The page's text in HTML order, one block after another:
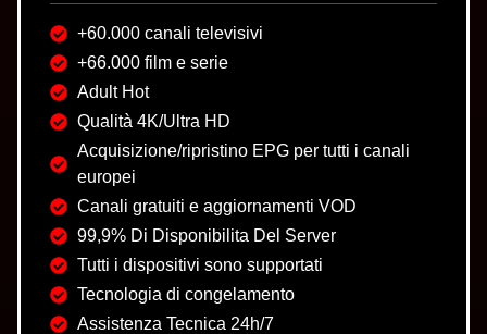
+60.000 canali televisivi
+66.000 film e serie
Adult Hot
Qualità 4K/Ultra HD
Acquisizione/ripristino EPG per tutti i canali
europei
Canali gratuiti e aggiornamenti VOD
99,9% Di Disponibilita Del Server
Tutti i dispositivi sono supportati
Tecnologia di congelamento
Assistenza Tecnica 24h/7